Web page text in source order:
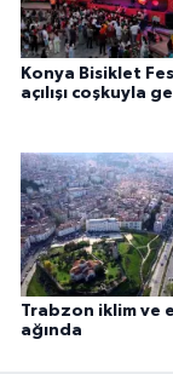
Konya Bisiklet
açılışı coşkuyla
Trabzon iklim ve
ağında